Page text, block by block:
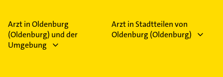
Feiertagen abweichen können.
Arzt in Oldenburg
(Oldenburg) und der
Umgebung
Arzt in Stadtteilen von
Oldenburg (Oldenburg)